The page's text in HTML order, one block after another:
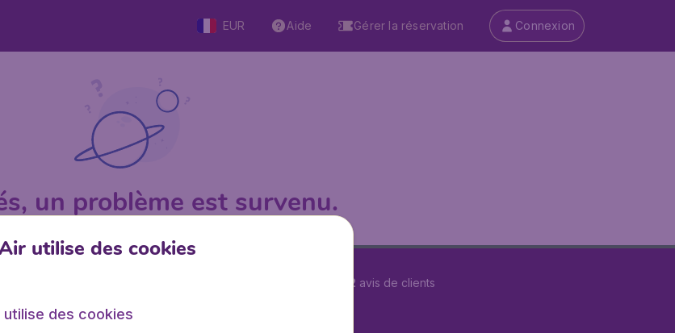
EUR Aide Gérer la réservation Connexion
un problème est survenu.
29622 avis de clients
utilise des cookies
utilise des cookies